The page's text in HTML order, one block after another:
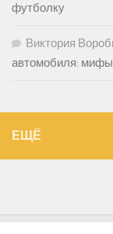
футболку
Виктория
автомобиля:
ЕЩЁ